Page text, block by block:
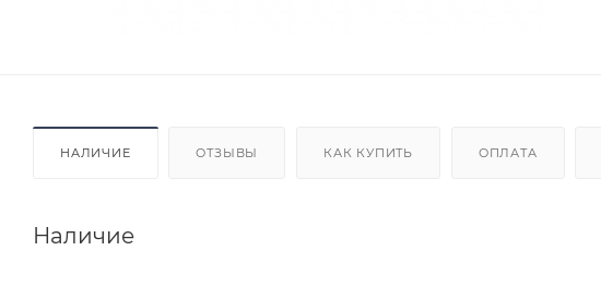
НАЛИЧИЕ ОТЗЫВЫ КАК КУПИТЬ ОПЛАТА
Наличие